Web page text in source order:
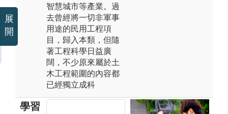
智慧城市等產業。過
去曾經將一切非軍事
用途的民用工程項
目，歸入本類，但隨
著工程科學日益廣
闊，不少原來屬於土
木工程範圍的內容都
已經獨立成科
學習
展
開